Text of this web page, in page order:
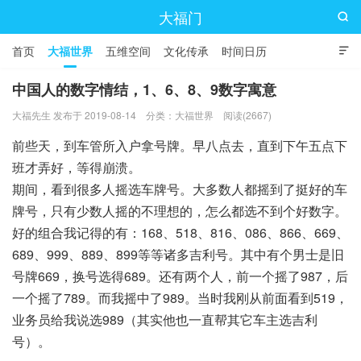
大福门

首页 大福世界 五维空间 文化传承 时间日历

中国人的数字情结，1、6、8、9数字寓意
大福先生 发布于 2019-08-14 分类： 大福世界 阅读(2667)
前些天，到车管所入户拿号牌。早八点去，直到下午五点下
班才弄好，等得崩溃。
期间，看到很多人摇选车牌号。大多数人都摇到了挺好的车
牌号，只有少数人摇的不理想的，怎么都选不到个好数字。
好的组合我记得的有：168、518、816、086、866、669、
689、999、889、899等等诸多吉利号。其中有个男士是旧
号牌669，换号选得689。还有两个人，前一个摇了987，后
一个摇了789。而我摇中了989。当时我刚从前面看到519，
业务员给我说选989（其实他也一直帮其它车主选吉利
号）。